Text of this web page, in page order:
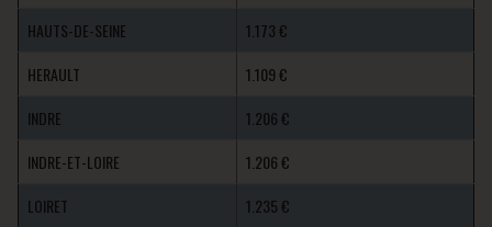
HAUTS-DE-SEINE
1.173 €
HERAULT
1.109 €
INDRE
1.206 €
INDRE-ET-LOIRE
1.206 €
LOIRET
1.235 €